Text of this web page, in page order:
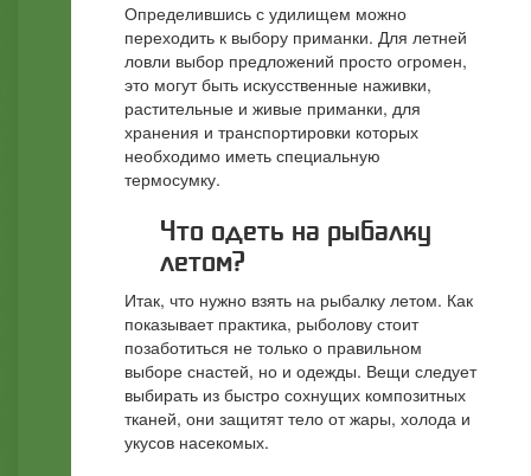
Определившись с удилищем можно
переходить к выбору приманки. Для летней
ловли выбор предложений просто огромен,
это могут быть искусственные наживки,
растительные и живые приманки, для
хранения и транспортировки которых
необходимо иметь специальную
термосумку.
Что одеть на рыбалку
летом?
Итак, что нужно взять на рыбалку летом. Как
показывает практика, рыболову стоит
позаботиться не только о правильном
выборе снастей, но и одежды. Вещи следует
выбирать из быстро сохнущих композитных
тканей, они защитят тело от жары, холода и
укусов насекомых.